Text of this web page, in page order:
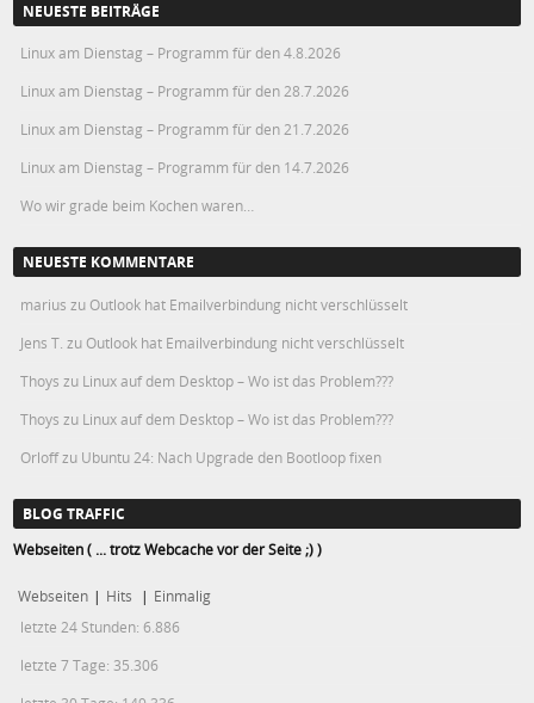
NEUESTE BEITRÄGE
Linux am Dienstag – Programm für den 4.8.2026
Linux am Dienstag – Programm für den 28.7.2026
Linux am Dienstag – Programm für den 21.7.2026
Linux am Dienstag – Programm für den 14.7.2026
Wo wir grade beim Kochen waren…
NEUESTE KOMMENTARE
marius zu Outlook hat Emailverbindung nicht verschlüsselt
Jens T. zu Outlook hat Emailverbindung nicht verschlüsselt
Thoys zu Linux auf dem Desktop – Wo ist das Problem???
Thoys zu Linux auf dem Desktop – Wo ist das Problem???
Orloffzu Ubuntu 24: Nach Upgrade den Bootloop fixen
BLOG TRAFFIC
Webseiten ( ... trotz Webcache vor der Seite ;) )
Webseiten | Hits | Einmalig
letzte 24 Stunden:6.886
letzte 7 Tage: 35.306